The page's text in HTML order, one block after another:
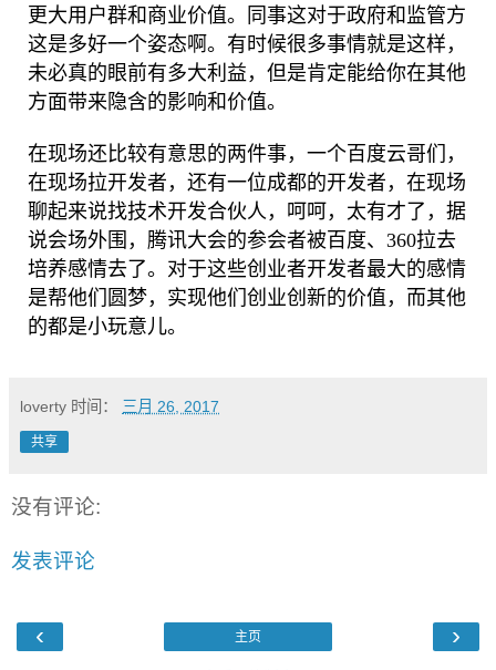
更大用户群和商业价值。同事这对于政府和监管方
这是多好一个姿态啊。有时候很多事情就是这样，
未必真的眼前有多大利益，但是肯定能给你在其他
方面带来隐含的影响和价值。
在现场还比较有意思的两件事，一个百度云哥们，
在现场拉开发者，还有一位成都的开发者，在现场
聊起来说找技术开发合伙人，呵呵，太有才了，据
说会场外围，腾讯大会的参会者被百度、360拉去
培养感情去了。对于这些创业者开发者最大的感情
是帮他们圆梦，实现他们创业创新的价值，而其他
的都是小玩意儿。
loverty 时间： 三月 26, 2017
共享
没有评论:
发表评论
‹ ›
主页